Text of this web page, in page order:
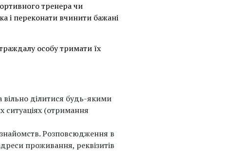
тренера чи
і переконати вчинити бажані
особу тримати їх
ділитися будь-якими
ситуаціях (отримання
Розповсюдження в
проживання, реквізитів